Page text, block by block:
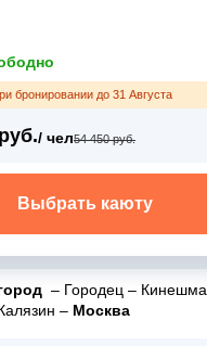
бронировании до 31 Августа
/ чел54 450 руб.
Выбрать каюту
– Городец – Кинешма
– Москва